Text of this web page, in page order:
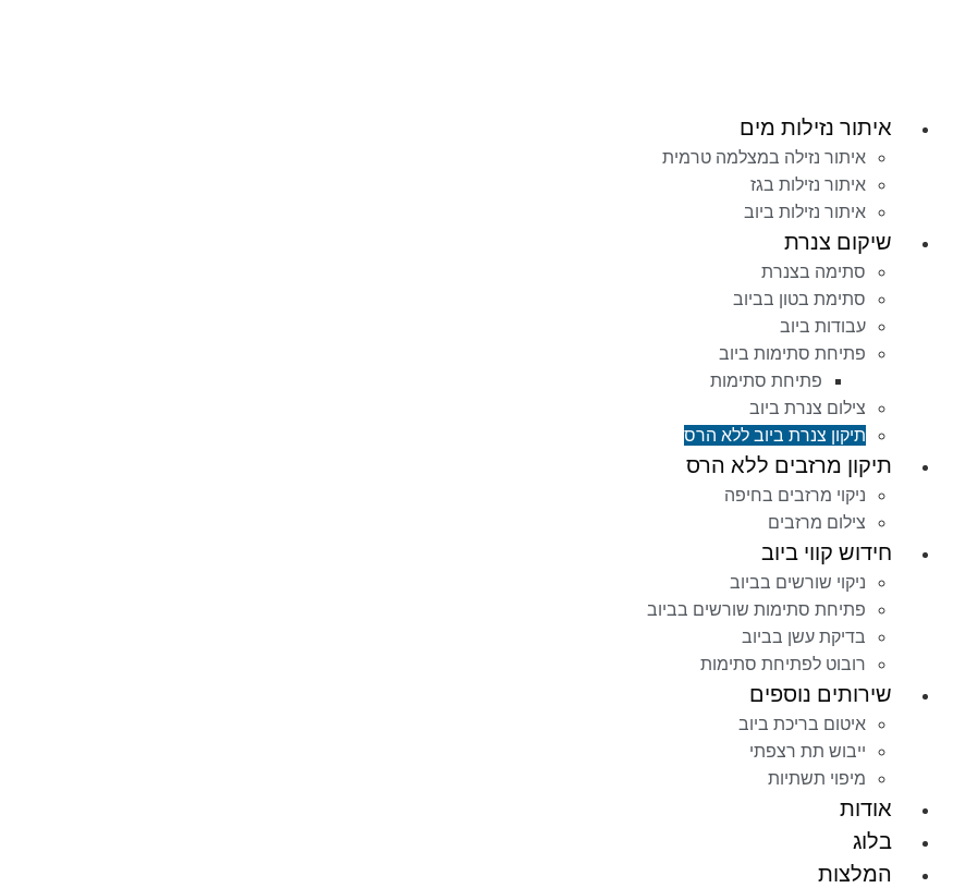
איתור נזילות מים
איתור נזילה במצלמה טרמית
איתור נזילות בגז
איתור נזילות ביוב
שיקום צנרת
סתימה בצנרת
סתימת בטון בביוב
עבודות ביוב
פתיחת סתימות ביוב
פתיחת סתימות
צילום צנרת ביוב
תיקון צנרת ביוב ללא הרס
תיקון מרזבים ללא הרס
ניקוי מרזבים בחיפה
צילום מרזבים
חידוש קווי ביוב
ניקוי שורשים בביוב
פתיחת סתימות שורשים בביוב
בדיקת עשן בביוב
רובוט לפתיחת סתימות
שירותים נוספים
איטום בריכת ביוב
ייבוש תת רצפתי
מיפוי תשתיות
אודות
בלוג
המלצות